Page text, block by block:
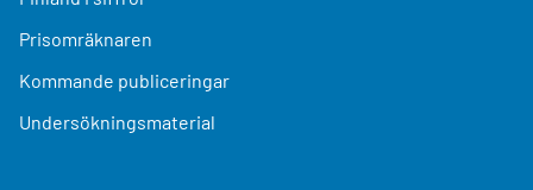
Prisomräknaren
Kommande publiceringar
Undersökningsmaterial